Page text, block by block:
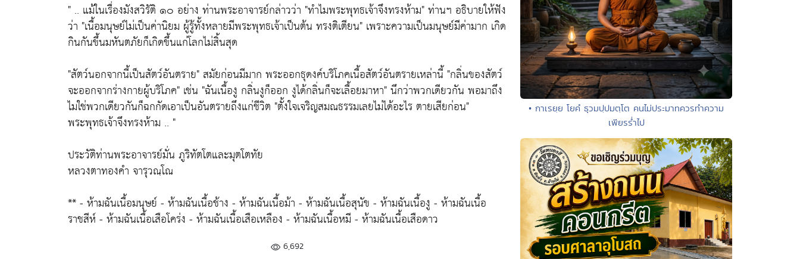
" .. แม้ในเรื่องมังสวิรัติ ๑๐ อย่าง ท่านพระอาจารย์กล่าวว่า "ทำไมพระพุทธเจ้าจึงทรงห้าม"ท่านฯ อธิบายให้ฟัง
ว่า "เนื้อมนุษย์ไม่เป็นค่านิยม ผู้รู้ทั้งหลายมีพระพุทธเจ้าเป็นต้น ทรงติเตียน" เพราะความเป็นมนุษย์มีค่ามาก เกิด
กินกันขึ้นมหันตภัยก็เกิดขึ้นแก่โลกไม่สิ้นสุด
"สัตว์นอกจากนี้เป็นสัตว์อันตราย"สมัยก่อนมีมาก พระออกธุดงค์บริโภคเนื้อสัตว์อันตรายเหล่านี้ "กลิ่นของสัตว์
จะออกจากร่างกายผู้บริโภค" เช่น "ฉันเนื้องู กลิ่นงูก็ออก งูได้กลิ่นก็จะเลื้อยมาหา"นึกว่าพวกเดียวกัน พอมาถึง
ไมใช่พวกเดียวกันก็ฉกกัดเอาเป็นอันตรายถึงแก่ชีวิต "ตั้งใจเจริญสมณธรรมเลยไม่ได้อะไร ตายเสียก่อน"
พระพุทธเจ้าจึงทรงห้าม .. "
ประวัติท่านพระอาจารย์มั่น ภูริทัตโตและมุตโตทัย
หลวงตาทองคำ จารุวณฺโณ
** - ห้ามฉันเนื้อมนุษย์ - ห้ามฉันเนื้อช้าง - ห้ามฉันเนื้อม้า - ห้ามฉันเนื้อสุนัข - ห้ามฉันเนื้องู - ห้ามฉันเนื้อ
ราชสีห์ - ห้ามฉันเนื้อเสือโคร่ง - ห้ามฉันเนื้อเสือเหลือง - ห้ามฉันเนื้อหมี - ห้ามฉันเนื้อเสือดาว
6,692
• กาเรยฺย โยคํ ธุวมปฺปมตฺโต คนไม่ประมาทควรทำความ
เพียรร่ำไป